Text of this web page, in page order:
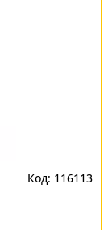
116113